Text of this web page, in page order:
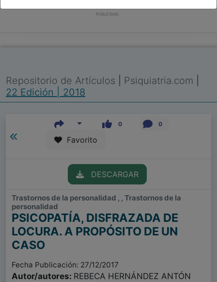
PUBLICIDAD
Repositorio de Artículos Psiquiatria.com
22 Edición | 2018
0 0
Favorito
DESCARGAR
Trastornos de la personalidad , , Trastornos de la
personalidad
PSICOPATÍA, DISFRAZADA DE
LOCURA. A PROPÓSITO DE UN
CASO
Fecha Publicación: 27/12/2017
Autor/autores: REBECA HERNÁNDEZ ANTÓN